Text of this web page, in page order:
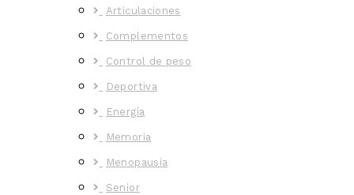
Articulaciones
Complementos
Control de peso
Deportiva
Energía
Memoria
Menopausia
Senior